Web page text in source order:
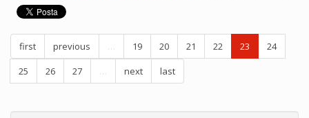
first previous … 19 20 21 22 23
24
25
26 27 … next last